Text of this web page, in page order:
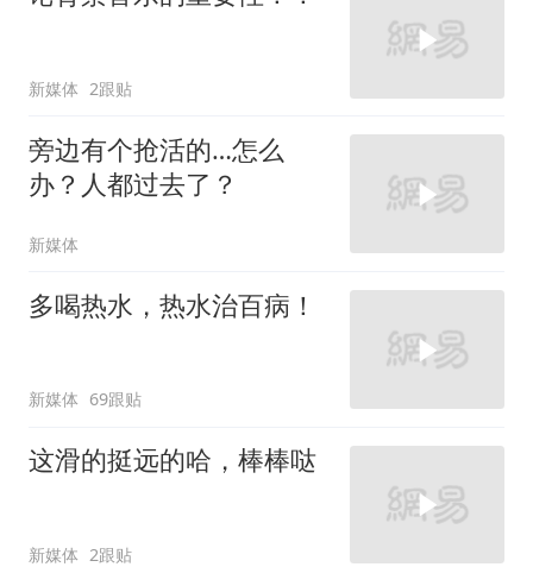
新媒体 2跟贴
旁边有个抢活的…怎么
办？人都过去了？
新媒体
多喝热水，热水治百病！
新媒体 69跟贴
这滑的挺远的哈，棒棒哒
新媒体 2跟贴